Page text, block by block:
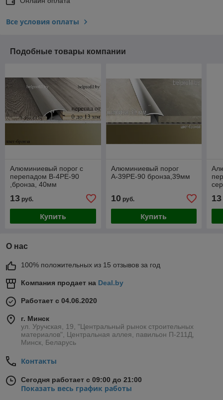
Все условия оплаты
Подобные товары компании
Алюминиевый порог с
перепадом B-4РE-90
,бронза, 40мм
13 руб.
Купить
Алюминиевый порог
А-39РE-90 бронза,39мм
10руб.
Купить
13
О нас
100% положительных из 15 отзывов за год
Компания продает на Deal.by
Работает с 04.06.2020
г. Минск
ул. Уручская, 19, "Центральный рынок строительных
материалов", Центральная аллея, павильон П-211Д,
Минск, Беларусь
Контакты
Сегодня работает с 09:00 до 21:00
Показать весь график работы